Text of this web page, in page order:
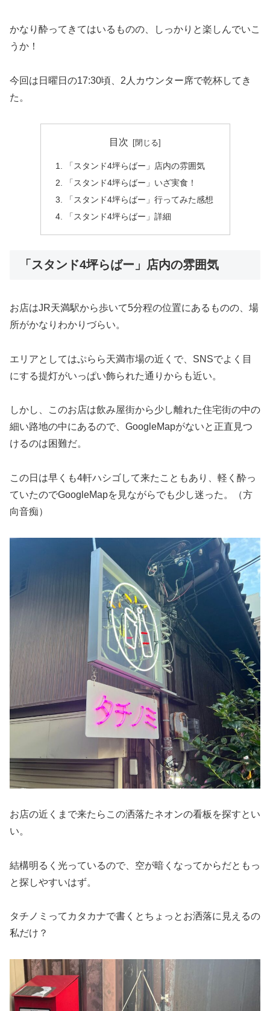
かなり酔ってきてはいるものの、しっかりと楽しんでいこ
うか！
今回は日曜日の17:30頃、2人カウンター席で乾杯してき
た。
目次
「スタンド4坪らばー」店内の雰囲気
「スタンド4坪らばー」いざ実食！
「スタンド4坪らばー」行ってみた感想
「スタンド4坪らばー」詳細
「スタンド4坪らばー」店内の雰囲気
お店はJR天満駅から歩いて5分程の位置にあるものの、場
所がかなりわかりづらい。
エリアとしてはぷらら天満市場の近くで、SNSでよく目
にする提灯がいっぱい飾られた通りからも近い。
しかし、このお店は飲み屋街から少し離れた住宅街の中の
細い路地の中にあるので、GoogleMapがないと正直見つ
けるのは困難だ。
この日は早くも4軒ハシゴして来たこともあり、軽く酔っ
ていたのでGoogleMapを見ながらでも少し迷った。（方
向音痴）
お店の近くまで来たらこの洒落たネオンの看板を探すとい
い。
結構明るく光っているので、空が暗くなってからだともっ
と探しやすいはず。
タチノミってカタカナで書くとちょっとお洒落に見えるの
私だけ？